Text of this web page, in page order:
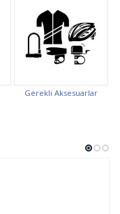
Gerekli Aksesuarlar